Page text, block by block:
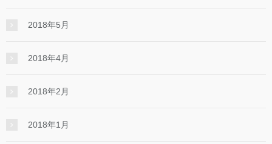
2018年5月
2018年4月
2018年2月
2018年1月